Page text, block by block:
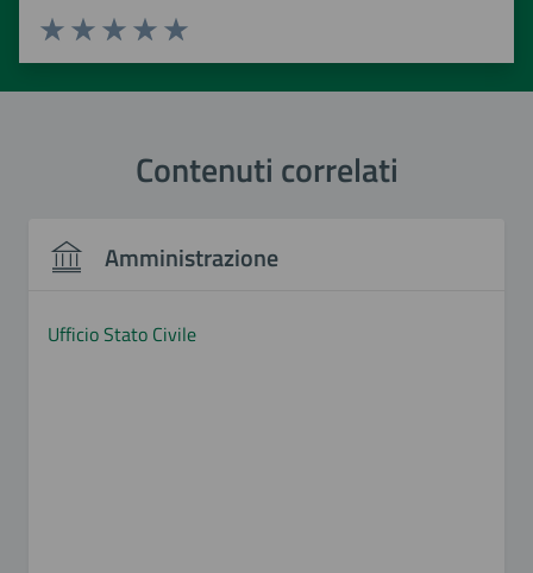
Valuta 5 stelle su 5
Valuta 4 stelle su 5
Valuta 3 stelle su 5
Valuta 2 stelle su 5
Valuta 1 stelle su 5
Contenuti correlati
Amministrazione
Ufficio Stato Civile